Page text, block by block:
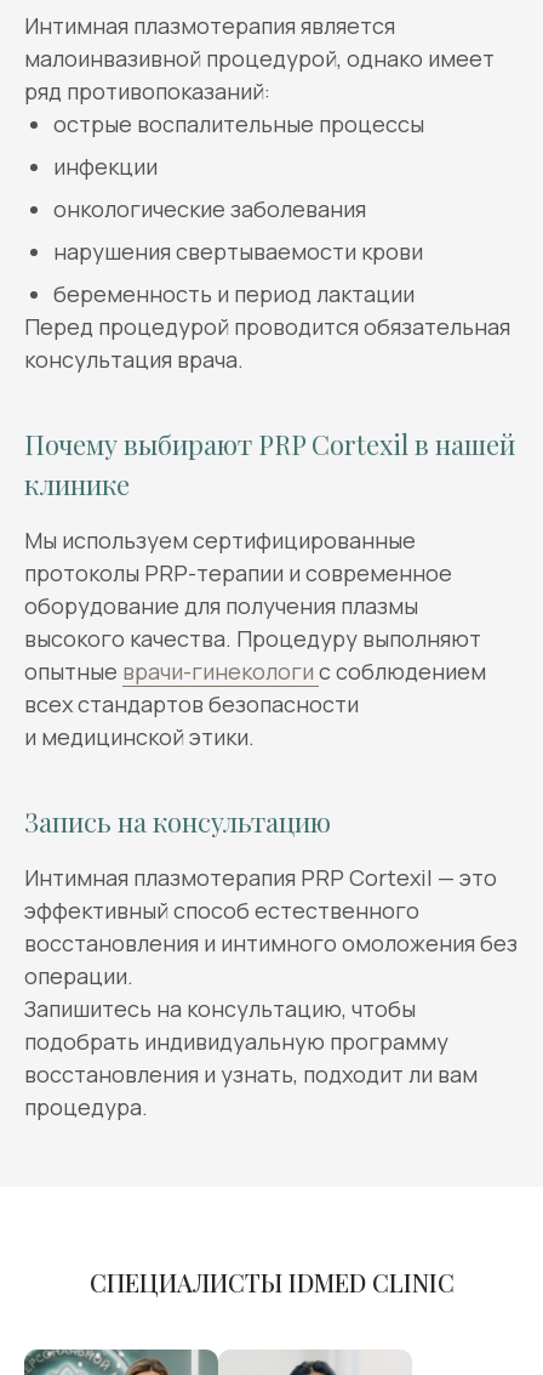
Интимная плазмотерапия является
малоинвазивной процедурой, однако имеет
ряд противопоказаний:
острые воспалительные процессы
инфекции
онкологические заболевания
нарушения свертываемости крови
беременность и период лактации
Перед процедурой проводится обязательная
консультация врача.
Почему выбирают PRP Cortexil в нашей
клинике
Мы используем сертифицированные
протоколы PRP-терапии и современное
оборудование для получения плазмы
высокого качества. Процедуру выполняют
опытные врачи-гинекологи с соблюдением
всех стандартов безопасности
и медицинской этики.
Запись на консультацию
Интимная плазмотерапия PRP Cortexil — это
эффективный способ естественного
восстановления и интимного омоложения без
операции.
Запишитесь на консультацию, чтобы
подобрать индивидуальную программу
восстановления и узнать, подходит ли вам
процедура.
СПЕЦИАЛИСТЫ IDMED CLINIC